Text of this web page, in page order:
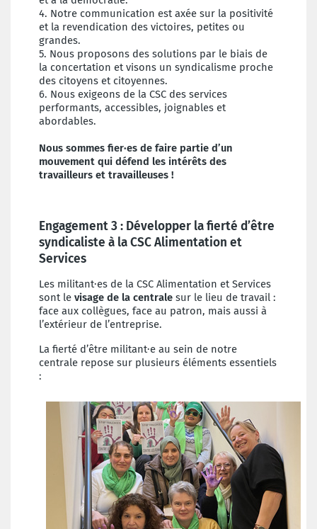
4. Notre communication est axée sur la positivité
et la revendication des victoires, petites ou
grandes.
5. Nous proposons des solutions par le biais de
la concertation et visons un syndicalisme proche
des citoyens et citoyennes.
6. Nous exigeons de la CSC des services
performants, accessibles, joignables et
abordables.
Nous sommes fier·es de faire partie d’un
mouvement qui défend les intérêts des
travailleurs et travailleuses !
Engagement 3 : Développer la fierté d’être
syndicaliste à la CSC Alimentation et
Services
Les militant·es de la CSC Alimentation et Services
sont le visage de la centrale sur le lieu de travail :
face aux collègues, face au patron, mais aussi à
l’extérieur de l’entreprise.
La fierté d’être militant·e au sein de notre
centrale repose sur plusieurs éléments essentiels
: